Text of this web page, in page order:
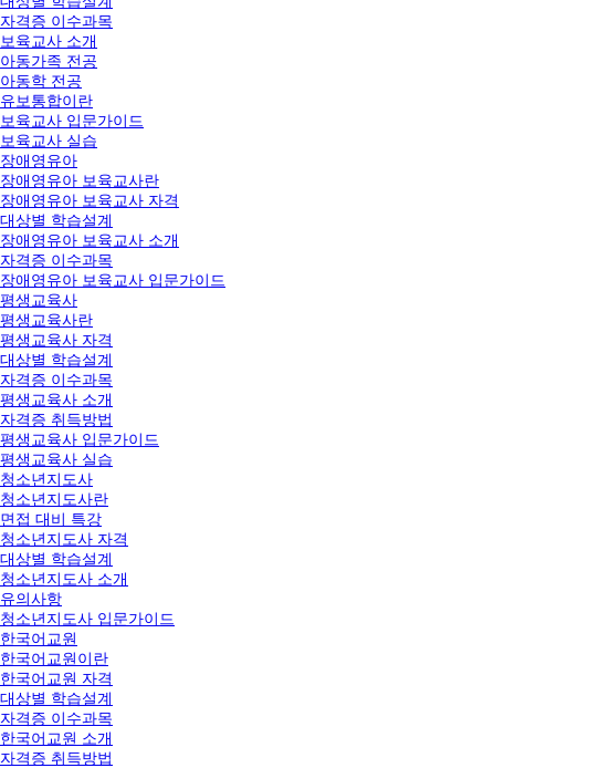
자격증 이수과목
보육교사 소개
아동가족 전공
아동학 전공
유보통합이란
보육교사 입문가이드
보육교사 실습
장애영유아
장애영유아 보육교사란
장애영유아 보육교사 자격
대상별 학습설계
장애영유아 보육교사 소개
자격증 이수과목
장애영유아 보육교사 입문가이드
평생교육사
평생교육사란
평생교육사 자격
대상별 학습설계
자격증 이수과목
평생교육사 소개
자격증 취득방법
평생교육사 입문가이드
평생교육사 실습
청소년지도사
청소년지도사란
면접 대비 특강
청소년지도사 자격
대상별 학습설계
청소년지도사 소개
유의사항
청소년지도사 입문가이드
한국어교원
한국어교원이란
한국어교원 자격
대상별 학습설계
자격증 이수과목
한국어교원 소개
자격증 취득방법